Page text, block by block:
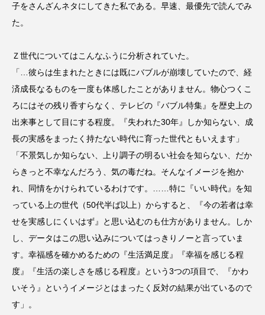
子をさんざんネタにしてきた私である。早速、最優先で読んでみ
た。
Ｚ世代についてはこんなふうに分析されていた。
「…彼らは生まれたときには既にバブルが崩壊していたので、経
済成長なるものを一度も体感したことがありません。物心つくこ
ろにはその残り香すらなく、テレビの『バブル特集』を歴史上の
出来事として目にする程度。『失われた30年』しか知らない、成
長の実感をまったく持たない時代に育った世代ともいえます」
「不景気しか知らない、上り調子の明るい社会を知らない、だか
らきっと不幸なんだろう、気の毒だね。そんなイメージを抱か
れ、同情をかけられているわけです。……特に『いい時代』を知
っている上の世代（50代半ば以上）からすると、『今の若者は幸
せを実感しにくいはず』と思い込むのも仕方がありません。しか
し、データはこの思い込みについてはっきりノーと言っていま
す。幸福感を確かめるための『生活満足度』『幸福を感じる程
度』『生活の楽しさを感じる程度』という3つの項目で、『かわ
いそう』というイメージとはまったく反対の結果が出ているので
す」。